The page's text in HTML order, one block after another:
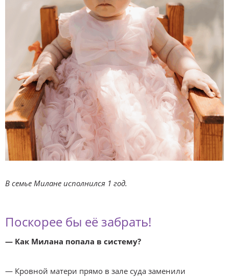
В семье Милане исполнился 1 год.
Поскорее бы её забрать!
— Как Милана попала в систему?
— Кровной матери прямо в зале суда заменили